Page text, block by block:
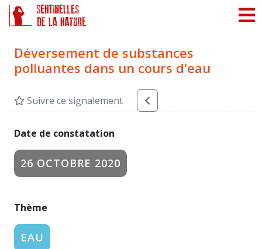
Déversement de substances
polluantes dans un cours d'eau
Suivre ce signalement
Date de constatation
26 OCTOBRE 2020
Thème
EAU
Panneau de gestion des cookies